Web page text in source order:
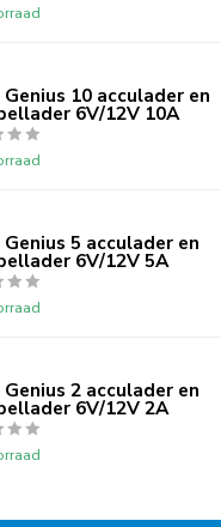
10 acculader en
6V/12V 10A
5 acculader en
6V/12V 5A
2 acculader en
6V/12V 2A